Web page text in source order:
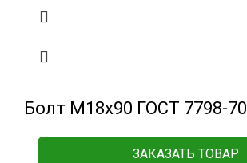
Болт М18х90 ГОСТ 7798-70
ЗАКАЗАТЬ ТОВАР